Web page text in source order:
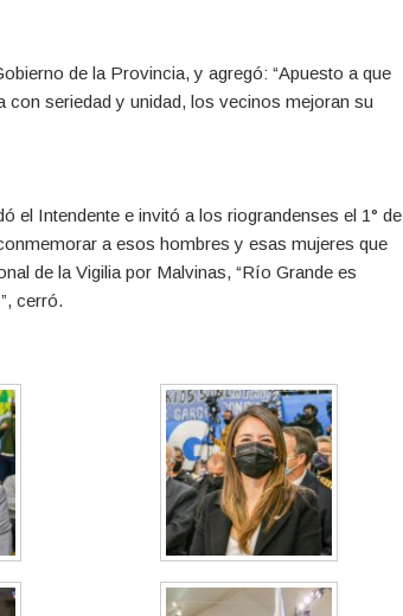
de la Provincia, y agregó: “Apuesto a que
seriedad y unidad, los vecinos mejoran su
el Intendente e invitó a los riograndenses el 1° de
a esos hombres y esas mujeres que
de la Vigilia por Malvinas, “Río Grande es
cerró.